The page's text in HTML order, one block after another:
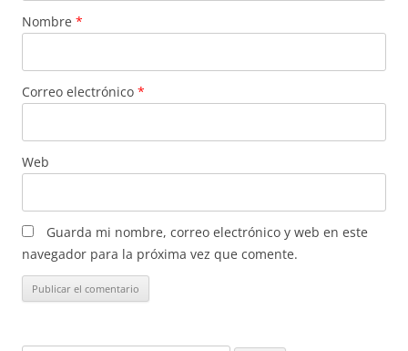
Nombre *
Correo electrónico *
Web
Guarda mi nombre, correo electrónico y web en este
navegador para la próxima vez que comente.